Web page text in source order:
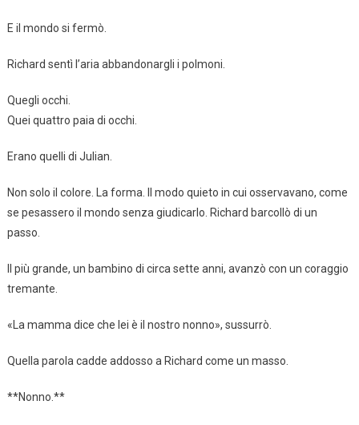
E il mondo si fermò.
Richard sentì l’aria abbandonargli i polmoni.
Quegli occhi.
Quei quattro paia di occhi.
Erano quelli di Julian.
Non solo il colore. La forma. Il modo quieto in cui osservavano, come
se pesassero il mondo senza giudicarlo. Richard barcollò di un
passo.
Il più grande, un bambino di circa sette anni, avanzò con un coraggio
tremante.
«La mamma dice che lei è il nostro nonno», sussurrò.
Quella parola cadde addosso a Richard come un masso.
**Nonno.**